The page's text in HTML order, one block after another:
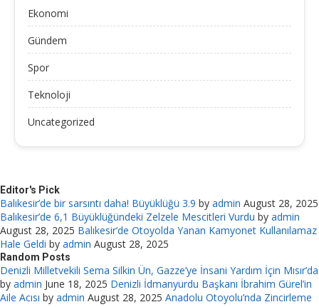
Ekonomi
Gündem
Spor
Teknoloji
Uncategorized
Editor's Pick
Balıkesir’de bir sarsıntı daha! Büyüklüğü 3.9 by admin August 28, 2025
Balıkesir’de 6,1 Büyüklüğündeki Zelzele Mescitleri Vurdu by admin
August 28, 2025 Balıkesir’de Otoyolda Yanan Kamyonet Kullanılamaz
Hale Geldi by admin August 28, 2025
Random Posts
Denizli Milletvekili Sema Silkin Ün, Gazze’ye İnsani Yardım İçin Mısır’da
by admin June 18, 2025 Denizli İdmanyurdu Başkanı İbrahim Gürel’in
Aile Acısı by admin August 28, 2025 Anadolu Otoyolu’nda Zincirleme